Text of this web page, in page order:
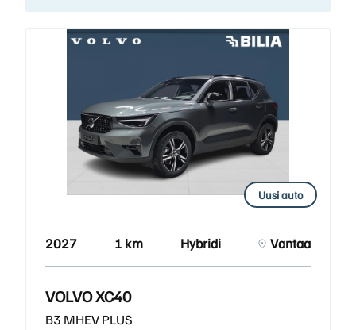
Uusi auto
2027 1 km Hybridi Vantaa
VOLVO XC40
B3 MHEV PLUS